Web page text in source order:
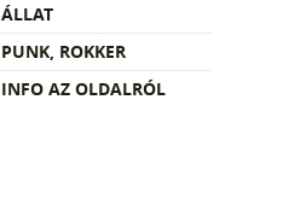
ÁLLAT
PUNK, ROKKER
INFO AZ OLDALRÓL